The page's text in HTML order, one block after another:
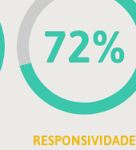
72%
RESPONSIVIDADE